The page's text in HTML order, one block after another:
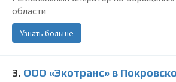
области
Узнать больше
3. ООО «Экотранс» в